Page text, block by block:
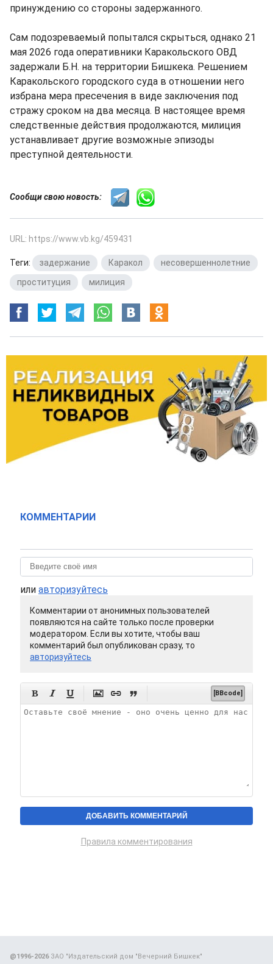
принуждению со стороны задержанного.
Сам подозреваемый попытался скрыться, однако 21
мая 2026 года оперативники Каракольского ОВД
задержали Б.Н. на территории Бишкека. Решением
Каракольского городского суда в отношении него
избрана мера пресечения в виде заключения под
стражу сроком на два месяца. В настоящее время
следственные действия продолжаются, милиция
устанавливает другие возможные эпизоды
преступной деятельности.
Сообщи свою новость:
URL: https://www.vb.kg/459431
Теги: задержание Каракол несовершеннолетние
проституция
милиция
КОММЕНТАРИИ
или авторизуйтесь
Комментарии от анонимных пользователей
появляются на сайте только после проверки
модератором. Если вы хотите, чтобы ваш
комментарий был опубликован сразу, то
авторизуйтесь
      [BBcode]
Правила комментирования
@1996-2026ЗАО "Издательский дом "Вечерний Бишкек"